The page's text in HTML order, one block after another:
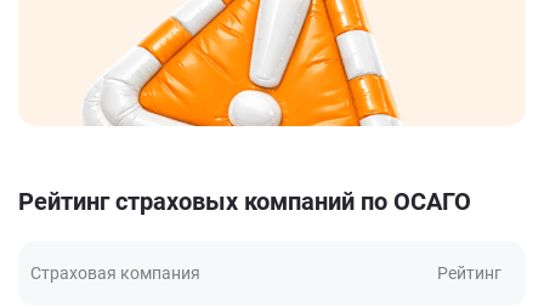
Рейтинг страховых компаний по ОСАГО
Страховая компания Рейтинг